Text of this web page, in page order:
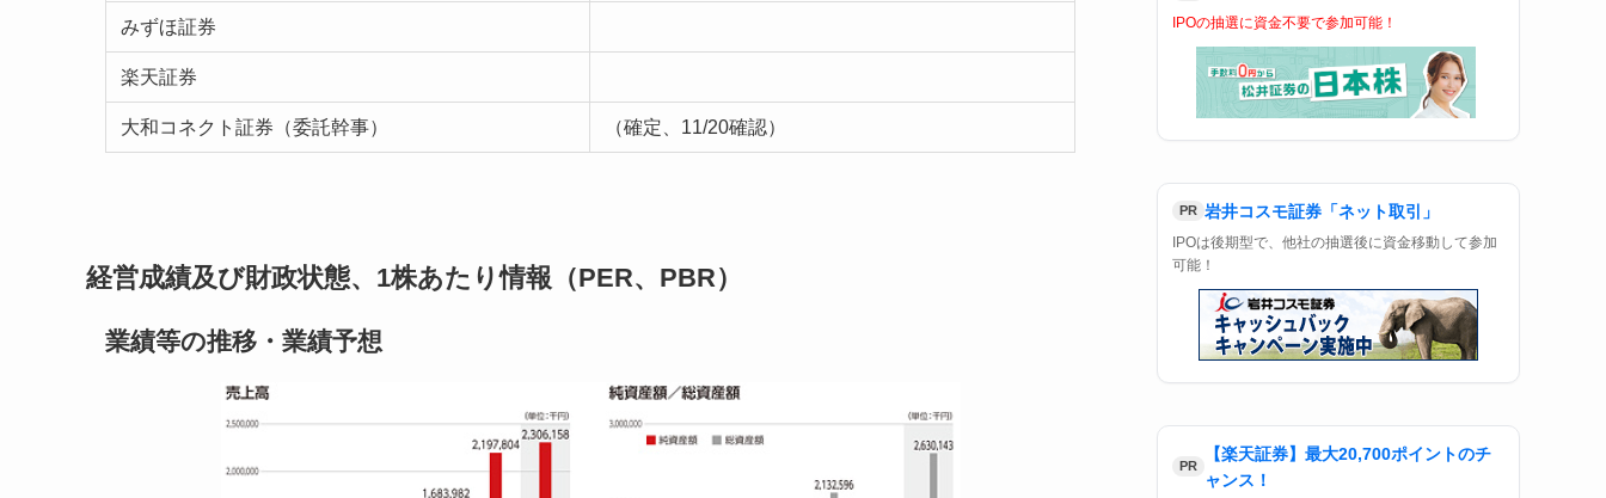
みずほ証券
楽天証券
大和コネクト証券（委託幹事） （確定、11/20確認）
経営成績及び財政状態、1株あたり情報（PER、PBR）
業績等の推移・業績予想
IPOの抽選に資金不要で参加可能！
PR 岩井コスモ証券「ネット取引」
IPOは後期型で、他社の抽選後に資金移動して参加
可能！
PR
【楽天証券】最大20,700ポイントのチ
ャンス！